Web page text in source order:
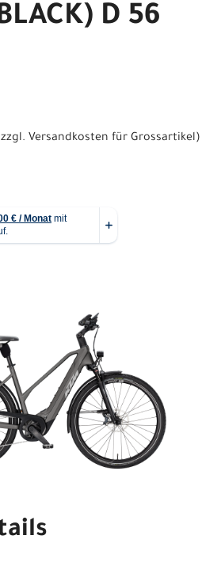
D 56
Versandkosten für Grossartikel)